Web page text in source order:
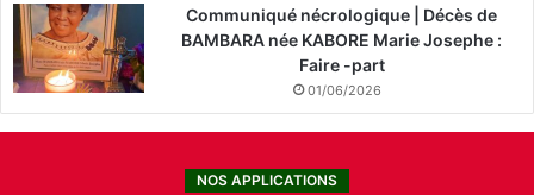
Communiqué nécrologique | Décès de
BAMBARA née KABORE Marie Josephe :
Faire -part
01/06/2026
NOS APPLICATIONS